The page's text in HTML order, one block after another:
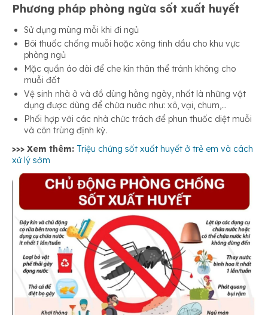
Phương pháp phòng ngừa sốt xuất huyết
Sử dụng mùng mỗi khi đi ngủ
Bôi thuốc chống muỗi hoặc xông tinh dầu cho khu vực
phòng ngủ
Mặc quần áo dài để che kín thân thể tránh không cho
muỗi đốt
Vệ sinh nhà ở và đồ dùng hằng ngày, nhất là những vật
dụng được dùng để chứa nước như: xô, vại, chum,…
Phối hợp với các nhà chức trách để phun thuốc diệt muỗi
và côn trùng định kỳ.
>>> Xem thêm: Triệu chứng sốt xuất huyết ở trẻ em và cách
xứ lý sớm